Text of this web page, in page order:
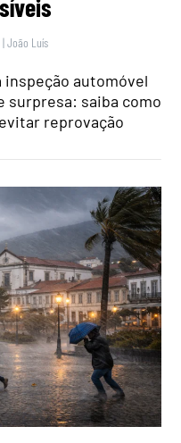
|João Luís
automóvel
surpresa: saiba como
reprovação